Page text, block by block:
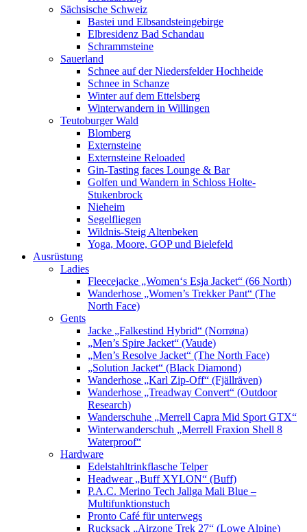
Sächsische Schweiz
Bastei und Elbsandsteingebirge
Elbresidenz Bad Schandau
Schrammsteine
Sauerland
Schnee auf der Niedersfelder Hochheide
Schnee in Schanze
Winter auf dem Ettelsberg
Winterwandern in Willingen
Teutoburger Wald
Blomberg
Externsteine
Externsteine Reloaded
Gin-Tasting faces Lounge & Bar
Golfen und Wandern in Schloss Holte-
Stukenbrock
Nieheim
Segelfliegen
Wildnis-Steig Altenbeken
Yoga, Moore, GOP und Bielefeld
Ausrüstung
Ladies
Fleecejacke „Women‘s Esja Jacket“ (66 North)
Wanderhose „Women’s Trekker Pant“ (The
North Face)
Gents
Jacke „Falkestind Hybrid“ (Norrøna)
„Men’s Spire Jacket“ (Vaude)
„Men’s Resolve Jacket“ (The North Face)
„Solution Jacket“ (Black Diamond)
Wanderhose „Karl Zip-Off“ (Fjällräven)
Wanderhose „Treadway Convert“ (Outdoor
Research)
Wanderschuhe „Merrell Capra Mid Sport GTX“
Winterwanderschuh „Merrell Fraxion Shell 8
Waterproof“
Hardware
Edelstahltrinkflasche Telper
Headwear „Buff XYLON“ (Buff)
P.A.C. Merino Tech Jallga Mali Blue –
Multifunktionstuch
Pronto Café für unterwegs
Rucksack „Airzone Trek 27“ (Lowe Alpine)